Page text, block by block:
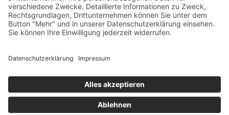
09364.8080-20
info@ff-oberleinach.de
Kontakt
Mobile Menu Toggle
Startseite
Aktive Wehr